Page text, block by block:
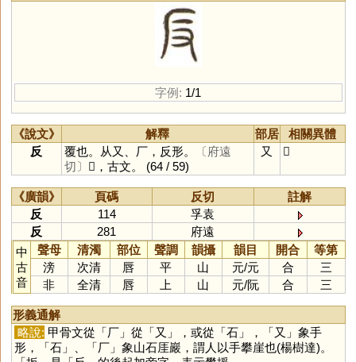
字例: 1/1
《說文》 解釋 部居
相關異體
反
覆也。从又、厂，反形。
〔府遠
切〕
𠬡，古文。 (64 / 59)
又 𠬡
《廣韻》 頁碼 反切
註解
反
114
孚袁
反
281
府遠
中
古
音
聲母 清濁 部位 聲調 韻攝 韻目 開合
等第
滂
次清 唇 平 山 元/元 合
三
非
全清 唇 上 山 元/阮 合 三
形義通解
略說: 甲骨文從「厂」從「又 」，或從「石」，「又 」象手
形，「石」、「厂」象山石厓巖，謂人以手攀崖也(楊樹達)。